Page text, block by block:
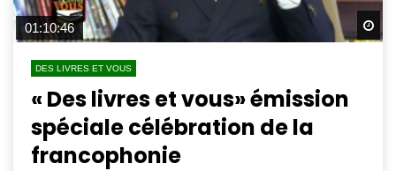
01:10:46
DES LIVRES ET VOUS
« Des livres et vous» émission
spéciale célébration de la
francophonie